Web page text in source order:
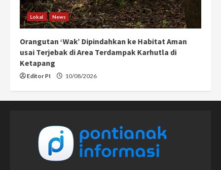
Lokal News
Orangutan ‘Wak’ Dipindahkan ke Habitat Aman
usai Terjebak di Area Terdampak Karhutla di
Ketapang
Editor PI 10/08/2026